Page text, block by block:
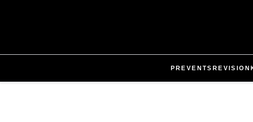
PR EVENTS REVISION